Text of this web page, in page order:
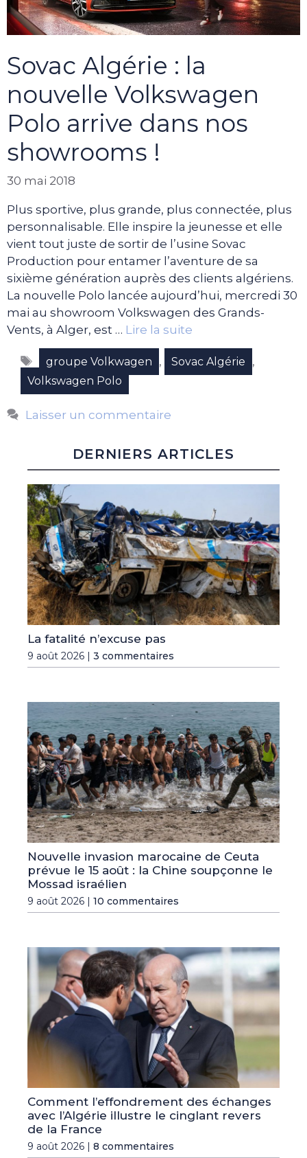
Sovac Algérie : la
nouvelle Volkswagen
Polo arrive dans nos
showrooms !
30 mai 2018
Plus sportive, plus grande, plus connectée, plus
personnalisable. Elle inspire la jeunesse et elle
vient tout juste de sortir de l’usine Sovac
Production pour entamer l’aventure de sa
sixième génération auprès des clients algériens.
La nouvelle Polo lancée aujourd’hui, mercredi 30
mai au showroom Volkswagen des Grands-
Vents, à Alger, est … Lire la suite
Étiquettes
groupe Volkwagen , Sovac Algérie ,
Volkswagen Polo
Laisser un commentaire
DERNIERS ARTICLES
La fatalité n’excuse pas
9 août 2026 | 3 commentaires
Nouvelle invasion marocaine de Ceuta
prévue le 15 août : la Chine soupçonne le
Mossad israélien
9 août 2026 | 10 commentaires
Comment l’effondrement des échanges
avec l’Algérie illustre le cinglant revers
de la France
9 août 2026 | 8 commentaires